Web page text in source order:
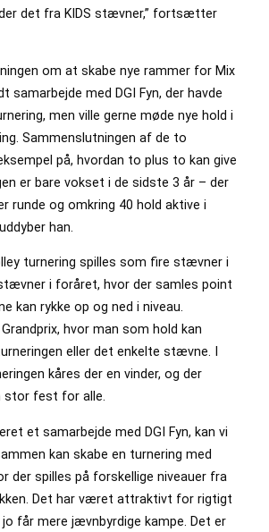
det fra KIDS stævner,” fortsætter
om at skabe nye rammer for Mix
samarbejde med DGI Fyn, der havde
men ville gerne møde nye hold i
Sammenslutningen af de to
på, hvordan to plus to kan give
er bare vokset i de sidste 3 år – der
runde og omkring 40 hold aktive i
han.
turnering spilles som fire stævner i
i foråret, hvor der samles point
kan rykke op og ned i niveau.
hvor man som hold kan
eller det enkelte stævne. I
kåres der en vinder, og der
stor fest for alle.
et samarbejde med DGI Fyn, kan vi
kan skabe en turnering med
der spilles på forskellige niveauer fra
Det har været attraktivt for rigtigt
får mere jævnbyrdige kampe. Det er